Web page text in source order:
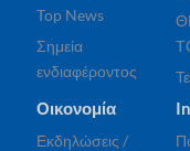
Top News
Σημεία
ενδιαφέροντος
Οικονομία
Εκδηλώσεις /